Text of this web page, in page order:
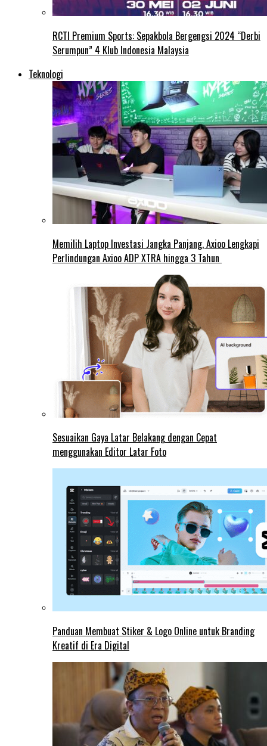
RCTI Premium Sports: Sepakbola Bergengsi 2024 “Derbi
Serumpun” 4 Klub Indonesia Malaysia
Teknologi
Memilih Laptop Investasi Jangka Panjang, Axioo Lengkapi
Perlindungan Axioo ADP XTRA hingga 3 Tahun
Sesuaikan Gaya Latar Belakang dengan Cepat
menggunakan Editor Latar Foto
Panduan Membuat Stiker & Logo Online untuk Branding
Kreatif di Era Digital